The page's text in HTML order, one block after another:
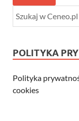
POLITYKA
Polityka
cookies